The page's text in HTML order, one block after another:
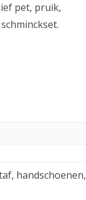
pet, pruik,
handschoenen,